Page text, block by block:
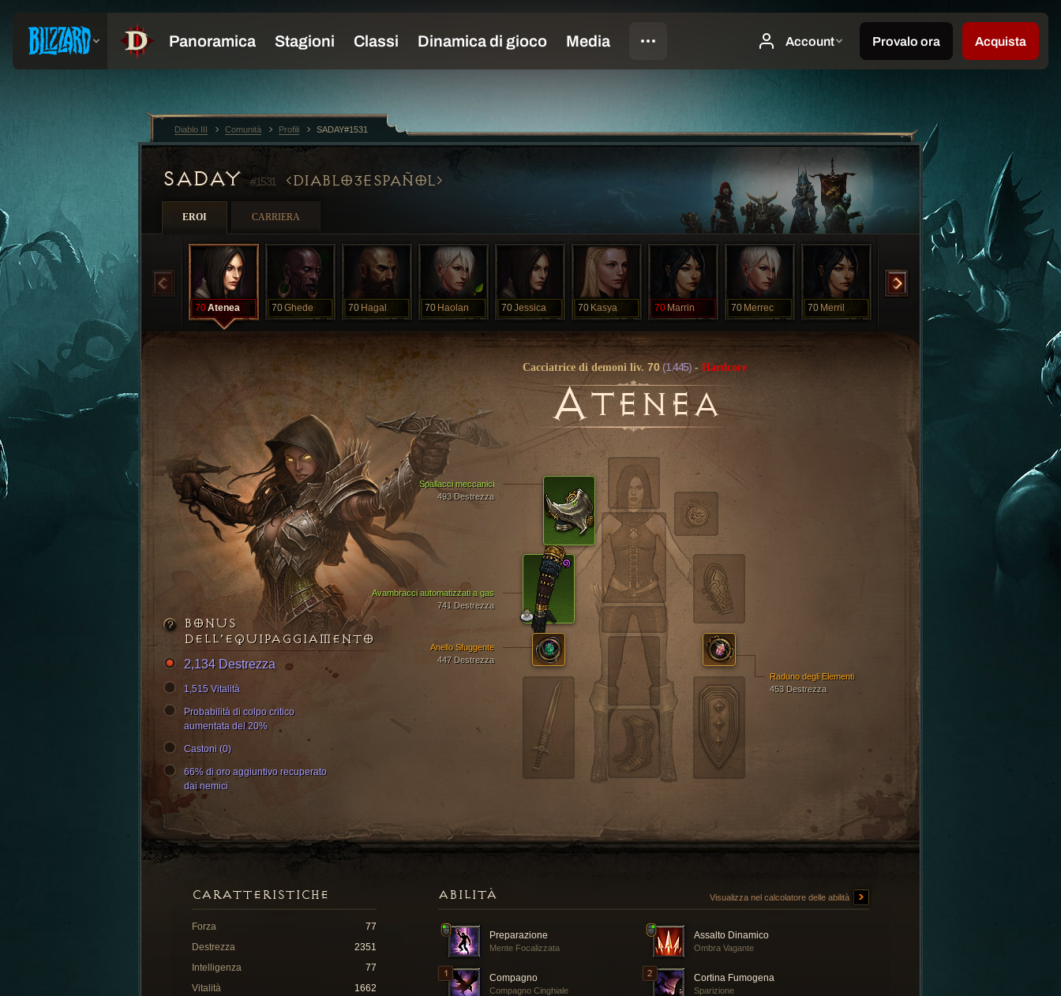
SADAY#1531 DIABLO3ESPAÑOL
EROI CARRIERA
70Atenea 70Ghede 70 Hagal 70 Haolan 70Jessica 70 Kasya 70 Marrin 70 Merrec 70 Merril 70Pandora
Cacciatrice di demoni liv.70 (1.445) - Hardcore
ATENEA
Avambracci automatizzati a gas
741 Destrezza
Spallacci meccanici
493 Destrezza
Raduno degli Elementi
453 Destrezza
Anello Sfuggente
447 Destrezza
BONUS
DELL’EQUIPAGGIAMENTO
2,134 Destrezza
1,515 Vitalità
Probabilità di colpo critico
aumentata del 20%
Castoni (0)
66% di oro aggiuntivo recuperato
dai nemici
ABILITÀ Visualizza nel calcolatore delle abilità
Preparazione
Mente Focalizzata
Assalto Dinamico
Ombra Vagante
Compagno
Compagno Cinghiale
Cortina Fumogena
Sparizione
CARATTERISTICHE
Forza
77
Destrezza
2351
Intelligenza
77
Vitalità
1662
Diablo III Comunità Profili SADAY#1531